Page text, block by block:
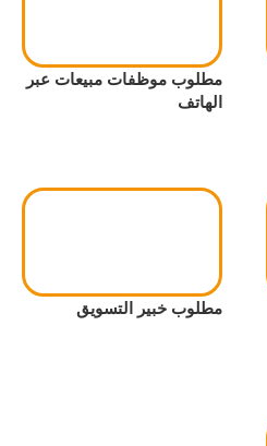
مطلوب موظفات مبيعات عبر
الهاتف
مطلوب خبير التسويق